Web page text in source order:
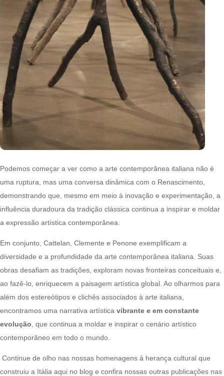
Podemos começar a ver como a arte contemporânea italiana não é
uma ruptura, mas uma conversa dinâmica com o Renascimento,
demonstrando que, mesmo em meio à inovação e experimentação, a
influência duradoura da tradição clássica continua a inspirar e moldar
a expressão artística contemporânea.
Em conjunto, Cattelan, Clemente e Penone exemplificam a
diversidade e a profundidade da arte contemporânea italiana. Suas
obras desafiam as tradições, exploram novas fronteiras conceituais e,
ao fazê-lo, enriquecem a paisagem artística global. Ao olharmos para
além dos estereótipos e clichês associados à arte italiana,
encontramos uma narrativa artística vibrante e em constante
evolução , que continua a moldar e inspirar o cenário artístico
contemporâneo em todo o mundo.
Continue de olho nas nossas homenagens à herança cultural que
construiu a Itália aqui no blog e confira nossas outras publicações nas